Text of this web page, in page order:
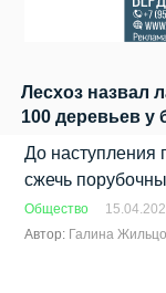
Лесхоз назвал
100 деревьев у
До наступления
сжечь
Общество
Автор: Галина